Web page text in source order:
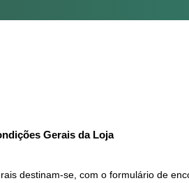
Gerais da Loja
destinam-se, com o formulário de